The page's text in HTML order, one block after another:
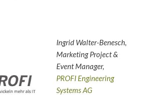
Ingrid Walter-Benesch,
Marketing Project &
Event Manager,
PROFI Engineering
Systems AG